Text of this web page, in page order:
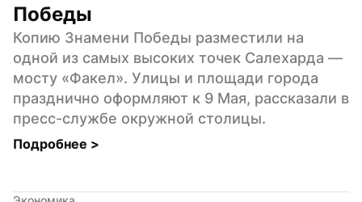
Победы
Копию Знамени Победы разместили на
одной из самых высоких точек Салехарда —
мосту «Факел». Улицы и площади города
празднично оформляют к 9 Мая, рассказали в
пресс-службе окружной столицы.
Подробнее >